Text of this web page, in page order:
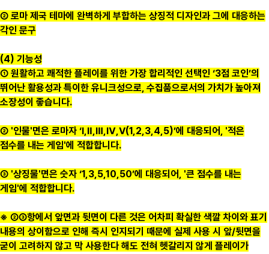
② 로마 제국 테마에 완벽하게 부합하는 상징적 디자인과 그에 대응하는
각인 문구
(4) 기능성
① 원활하고 쾌적한 플레이를 위한 가장 합리적인 선택인 ‘3점 코인’의
뛰어난 활용성과 특이한 유니크성으로, 수집품으로서의 가치가 높아져
소장성이 좋습니다.
② '인물'면은 로마자 ‘Ⅰ,Ⅱ,Ⅲ,Ⅳ,Ⅴ(1,2,3,4,5)’에 대응되어, '적은
점수를 내는 게임'에 적합합니다.
③ '상징물'면은 숫자 ‘1,3,5,10,50’에 대응되어, '큰 점수를 내는
게임'에 적합합니다.
※ ②③항에서 앞면과 뒷면이 다른 것은 어차피 확실한 색깔 차이와 표기
내용의 상이함으로 인해 즉시 인지되기 때문에 실제 사용 시 앞/뒷면을
굳이 고려하지 않고 막 사용한다 해도 전혀 헷갈리지 않게 플레이가